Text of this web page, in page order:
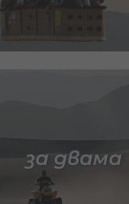
за двама